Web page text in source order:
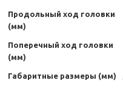
Продольный ход головки
(мм)
Поперечный ход головки
(мм)
Габаритные размеры (мм)